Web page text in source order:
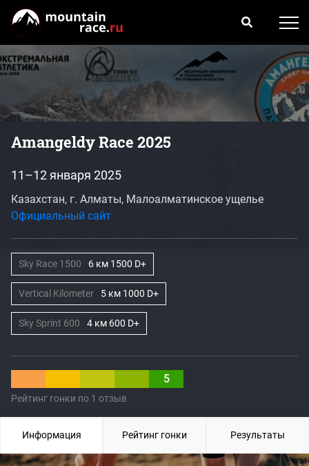
Amangeldy Race 2025
5
Рейтинг гонки по 1 отзыв
11–12 января 2025
Казахстан, г. Алматы, Малоалматинское ущелье
Официальный сайт
Sky Race 1500 6 км 1500 D+
Vertical Kilometer 5 км 1000 D+
Sky Sprint 600 4 км 600 D+
Информация Рейтинг гонки Результаты